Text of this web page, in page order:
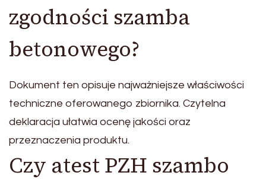
zgodności szamba
betonowego?
Dokument ten opisuje najważniejsze właściwości
techniczne oferowanego zbiornika. Czytelna
deklaracja ułatwia ocenę jakości oraz
przeznaczenia produktu.
Czy atest PZH szambo